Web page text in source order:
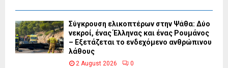
Σύγκρουση ελικοπτέρων στην Ψάθα: Δύο
νεκροί, ένας Έλληνας και ένας Ρουμάνος
– Εξετάζεται το ενδεχόμενο ανθρώπινου
λάθους
2 August 2026 0